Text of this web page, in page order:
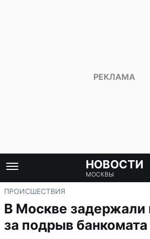
НОВОСТИ
МОСКВЫ
ПРОИСШЕСТВИЯ
В Москве задержали
за подрыв банкомата